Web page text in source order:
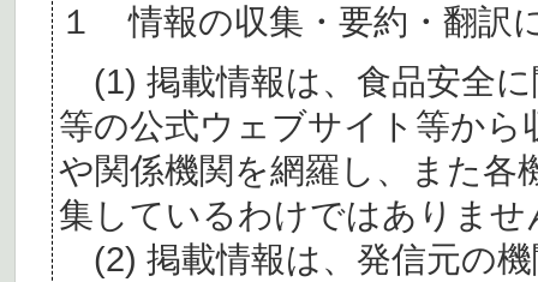
１ 情報の収集・要約・翻訳
(1) 掲載情報は、食品安全
等の公式ウェブサイト等か
や関係機関を網羅し、また各
集しているわけではありませ
(2) 掲載情報は、発信元の